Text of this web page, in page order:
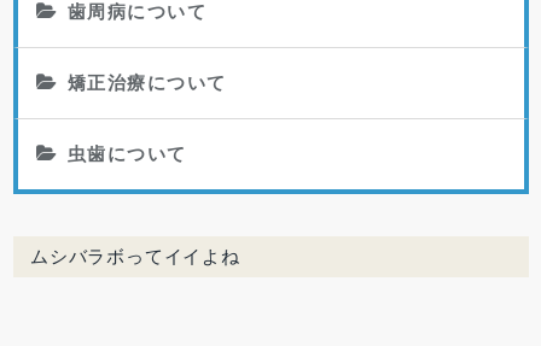
歯周病について
矯正治療について
虫歯について
ムシバラボってイイよね